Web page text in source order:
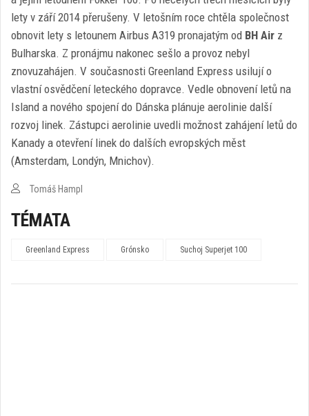
lety v září 2014 přerušeny. V letošním roce chtěla společnost
obnovit lety s letounem Airbus A319 pronajatým od BH Air z
Bulharska. Z pronájmu nakonec sešlo a provoz nebyl
znovuzahájen. V současnosti Greenland Express usilují o
vlastní osvědčení leteckého dopravce. Vedle obnovení letů na
Island a nového spojení do Dánska plánuje aerolinie další
rozvoj linek. Zástupci aerolinie uvedli možnost zahájení letů do
Kanady a otevření linek do dalších evropských měst
(Amsterdam, Londýn, Mnichov).
Tomáš Hampl
TÉMATA
Greenland Express Grónsko Suchoj Superjet 100